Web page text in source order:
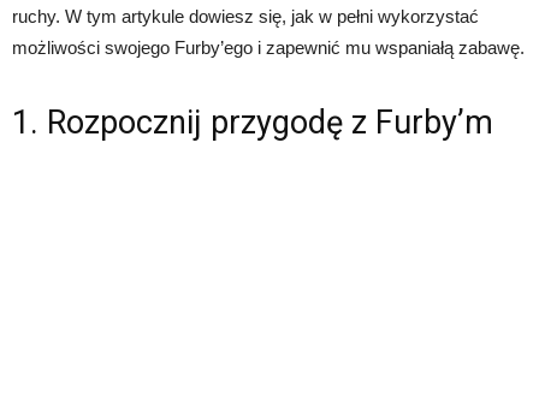
ruchy. W tym artykule dowiesz się, jak w pełni wykorzystać
możliwości swojego Furby’ego i zapewnić mu wspaniałą zabawę.
1. Rozpocznij przygodę z Furby’m